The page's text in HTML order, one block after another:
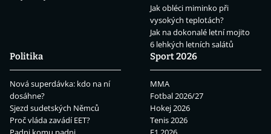
Jak obléci miminko při
vysokých teplotách?
Jak na dokonalé letní mojito
6 lehkých letních salátů
Politika
Nová superdávka: kdo na ní
dosáhne?
Sjezd sudetských Němců
Proč vláda zavádí EET?
Sport 2026
MMA
Fotbal 2026/27
Hokej 2026
Tenis 2026